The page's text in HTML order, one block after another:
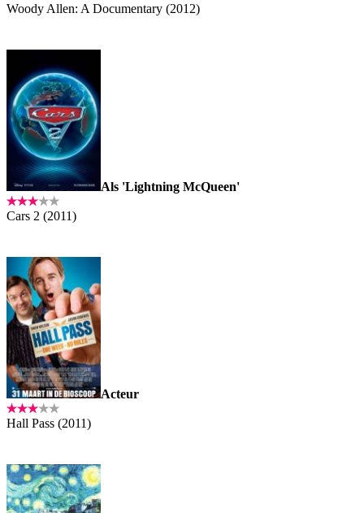
Woody Allen: A Documentary (2012)
Als 'Lightning McQueen'
Cars 2 (2011)
Acteur
Hall Pass (2011)